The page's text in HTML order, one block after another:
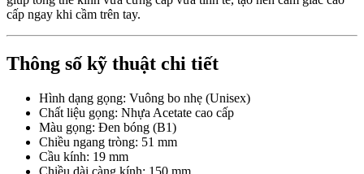
cấp ngay khi cầm trên tay.
Thông số kỹ thuật chi tiết
Hình dạng gọng: Vuông bo nhẹ (Unisex)
Chất liệu gọng: Nhựa Acetate cao cấp
Màu gọng: Đen bóng (B1)
Chiều ngang tròng: 51 mm
Cầu kính: 19 mm